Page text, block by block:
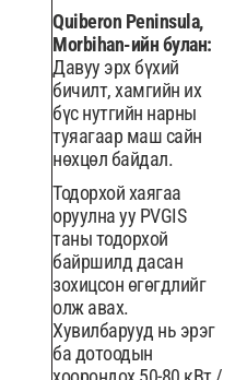
Quiberon Peninsula,
Morbihan-ийн булан:
Давуу эрх бүхий
бичилт, хамгийн их
бүс нутгийн нарны
туяагаар маш сайн
нөхцөл байдал.
Тодорхой хаягаа
оруулна уу PVGIS
таны тодорхой
байршилд дасан
зохицсон өгөгдлийг
олж авах.
Хувилбарууд нь эрэг
ба дотоодын